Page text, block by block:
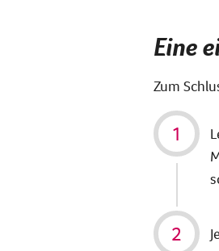
Eine
Zum